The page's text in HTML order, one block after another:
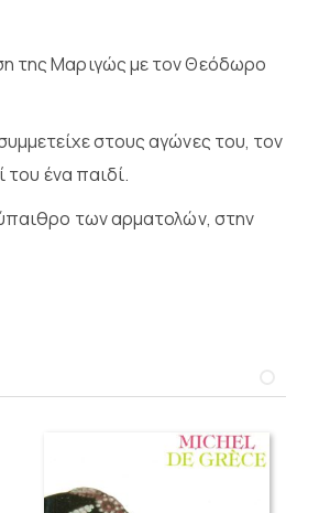
της Μαριγώς με τον Θεόδωρο
στους αγώνες του, τον
του ένα παιδί.
ύπαιθρο των αρματολών, στην